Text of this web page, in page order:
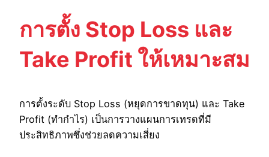
การตั้ง Stop Loss และ
Take Profit ให้เหมาะสม
การตั้งระดับ Stop Loss (หยุดการขาดทุน) และ Take
Profit (ทำกำไร) เป็นการวางแผนการเทรดที่มี
ประสิทธิภาพซึ่งช่วยลดความเสี่ยง